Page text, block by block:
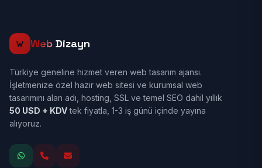
Web Dizayn
Türkiye geneline hizmet veren web tasarım ajansı.
İşletmenize özel hazır web sitesi ve kurumsal web
tasarımını alan adı, hosting, SSL ve temel SEO dahil yıllık
50 USD + KDVtek fiyatla, 1-3 iş günü içinde yayına
alıyoruz.